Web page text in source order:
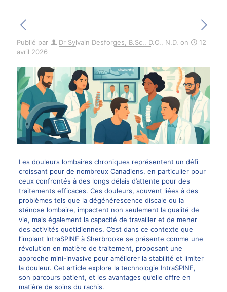
Publié par Dr Sylvain Desforges, B.Sc., D.O., N.D. on
12
avril 2026
Les douleurs lombaires chroniques représentent un défi
croissant pour de nombreux Canadiens, en particulier pour
ceux confrontés à des longs délais d’attente pour des
traitements efficaces. Ces douleurs, souvent liées à des
problèmes tels que la dégénérescence discale ou la
sténose lombaire, impactent non seulement la qualité de
vie, mais également la capacité de travailler et de mener
des activités quotidiennes. C’est dans ce contexte que
l’implant IntraSPINE à Sherbrooke se présente comme une
révolution en matière de traitement, proposant une
approche mini-invasive pour améliorer la stabilité et limiter
la douleur. Cet article explore la technologie IntraSPINE,
son parcours patient, et les avantages qu’elle offre en
matière de soins du rachis.